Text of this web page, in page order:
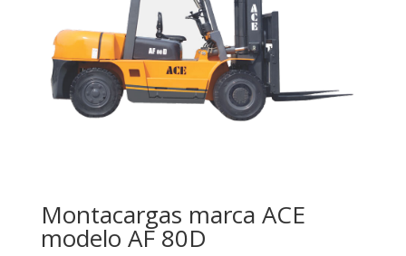
Montacargas marca ACE
modelo AF 80D